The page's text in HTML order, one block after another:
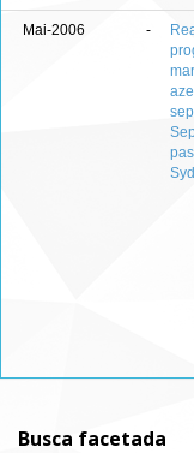
Mai-2006 -
Busca facetada